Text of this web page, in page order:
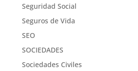
Seguridad Social
Seguros de Vida
SEO
SOCIEDADES
Sociedades Civiles